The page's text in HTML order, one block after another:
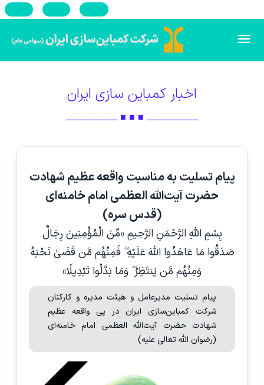
اخبار کمباین سازی ایران
ـــــــــــــــــــــــــــــ ■ ■ ■ ـــــــــــــــــــــــــــــ
پیام تسلیت به مناسبت واقعه عظیم شهادت
حضرت آیت‌الله العظمی امام خامنه‌ای
(قدس سره)
بِسْمِ اللَّهِ الرَّحْمَنِ الرَّحِیمِ «مِّنَ الْمُؤْمِنِینَ رِجَالٌ
صَدَقُوا مَا عَاهَدُوا اللَّهَ عَلَیْهِ ۖ فَمِنْهُم مَّن قَضَىٰ نَحْبَهُ
وَمِنْهُم مَّن یَنتَظِرُ ۖ وَمَا بَدَّلُوا تَبْدِیلًا»
پیام تسلیت مدیرعامل و هیئت مدیره و کارکنان
شرکت کمباین‌سازی ایران در پی واقعه عظیم
شهادت حضرت آیت‌الله العظمی امام خامنه‌ای
(رضوان الله تعالی علیه)